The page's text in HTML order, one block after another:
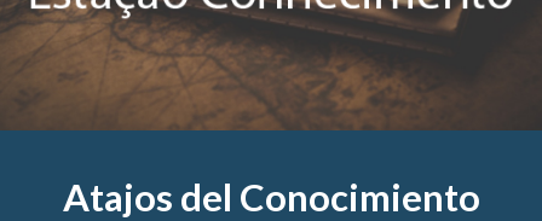
Atajos del Conocimiento